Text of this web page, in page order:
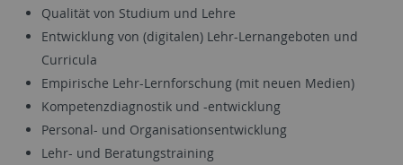
Qualität von Studium und Lehre
Entwicklung von (digitalen) Lehr-Lernangeboten und
Curricula
Empirische Lehr-Lernforschung (mit neuen Medien)
Kompetenzdiagnostik und -entwicklung
Personal- und Organisationsentwicklung
Lehr- und Beratungstraining